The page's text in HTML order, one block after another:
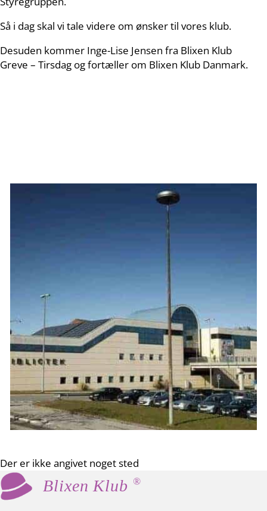
Så i dag skal vi tale videre om ønsker til vores klub.
Desuden kommer Inge-Lise Jensen fra Blixen Klub
Greve – Tirsdag og fortæller om Blixen Klub Danmark.
Der er ikke angivet noget sted
Blixen Klub ®